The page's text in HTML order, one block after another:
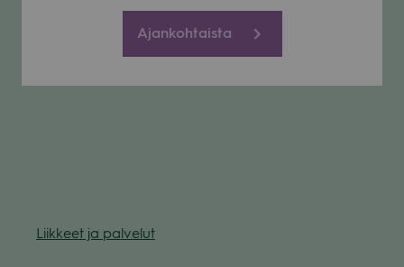
Ajankohtaista
Liik­keet ja pal­ve­lut